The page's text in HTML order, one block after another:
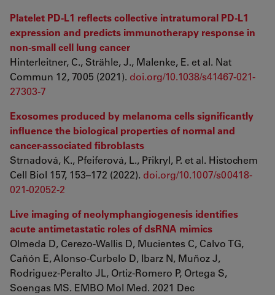
Platelet PD-L1 reflects collective intratumoral PD-L1
expression and predicts immunotherapy response in
non-small cell lung cancer
Hinterleitner, C., Strähle, J., Malenke, E. et al. Nat
Commun 12, 7005 (2021). doi.org/10.1038/s41467-021-
27303-7
Exosomes produced by melanoma cells significantly
influence the biological properties of normal and
cancer-associated fibroblasts
Strnadová, K., Pfeiferová, L., Přikryl, P. et al. Histochem
Cell Biol 157, 153–172 (2022). doi.org/10.1007/s00418-
021-02052-2
Live imaging of neolymphangiogenesis identifies
acute antimetastatic roles of dsRNA mimics
Olmeda D, Cerezo-Wallis D, Mucientes C, Calvo TG,
Cañón E, Alonso-Curbelo D, Ibarz N, Muñoz J,
Rodriguez-Peralto JL, Ortiz-Romero P, Ortega S,
Soengas MS. EMBO Mol Med. 2021 Dec